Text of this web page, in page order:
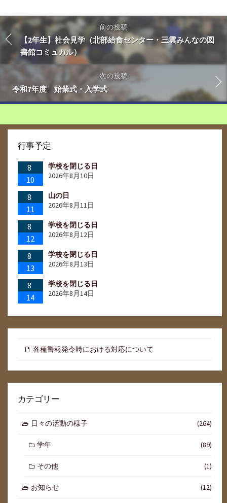
前の投稿
【2年生】社会見学（北部給食センター・三雲みんなの図
書館コミュカル）
次の投稿
令和7年度 始業式・入学式
行事予定
8
10
学校を閉じる日
2026年8月10日
8
11
山の日
2026年8月11日
8
12
学校を閉じる日
2026年8月12日
8
13
学校を閉じる日
2026年8月13日
8
14
学校を閉じる日
2026年8月14日
各種警報発令時における対応について
カテゴリー
日々の活動の様子 (264)
学年 (89)
その他 (1)
お知らせ (12)